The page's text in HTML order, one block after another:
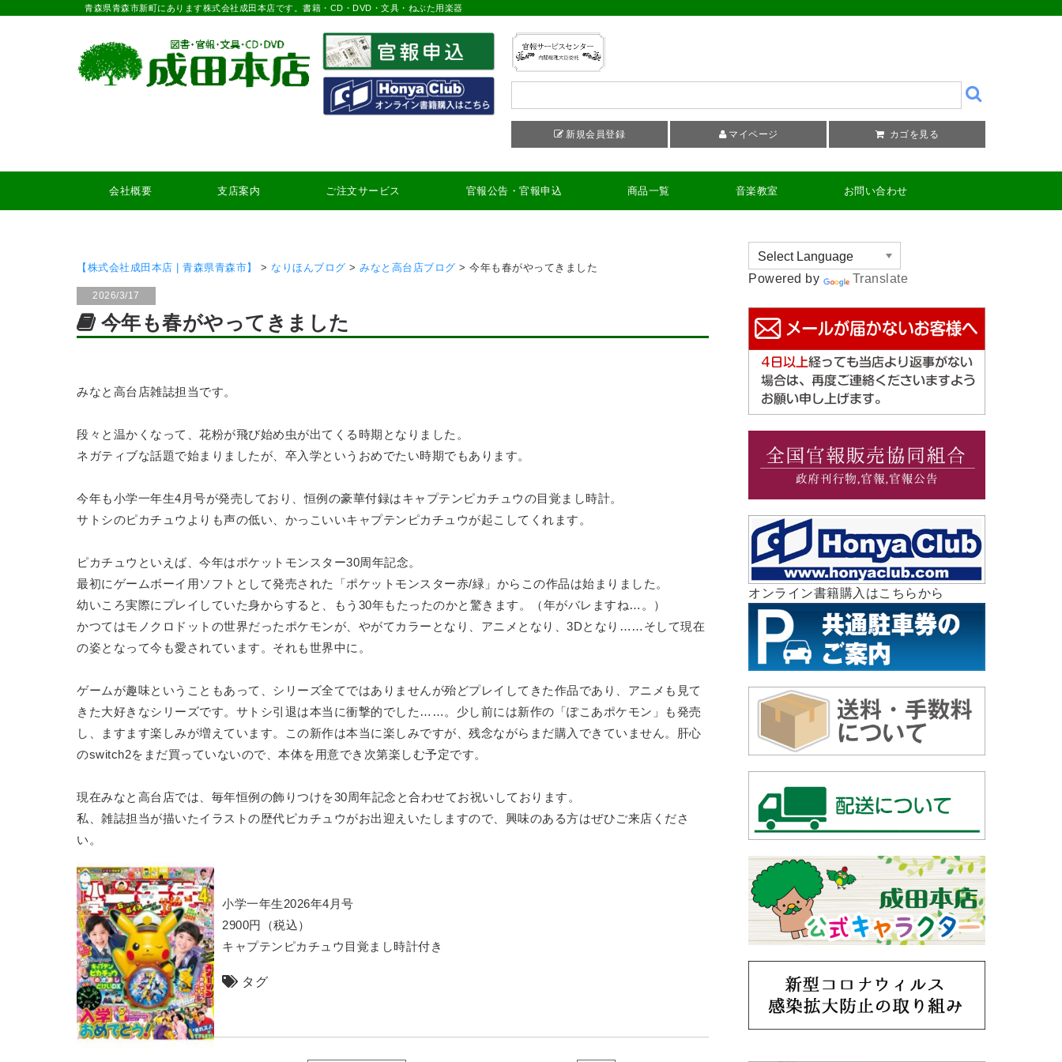
青森県青森市新町にあります株式会社成田本店です。書籍・CD・DVD・文具・ねぶた用楽器
新規会員登録 マイページ カゴを見る
会社概要 支店案内 ご注文サービス 官報公告・官報申込 商品一覧 音楽教室 お問い合わせ
【株式会社成田本店 | 青森県青森市】 > なりほんブログ > みなと高台店ブログ > 今年も春がやってきました
2026/3/17
今年も春がやってきました
みなと高台店雑誌担当です。
段々と温かくなって、花粉が飛び始め虫が出てくる時期となりました。
ネガティブな話題で始まりましたが、卒入学というおめでたい時期でもあります。
今年も小学一年生4月号が発売しており、恒例の豪華付録はキャプテンピカチュウの目覚まし時計。
サトシのピカチュウよりも声の低い、かっこいいキャプテンピカチュウが起こしてくれます。
ピカチュウといえば、今年はポケットモンスター30周年記念。
最初にゲームボーイ用ソフトとして発売された「ポケットモンスター赤/緑」からこの作品は始まりました。
幼いころ実際にプレイしていた身からすると、もう30年もたったのかと驚きます。（年がバレますね…。）
かつてはモノクロドットの世界だったポケモンが、やがてカラーとなり、アニメとなり、3Dとなり……そして現在
の姿となって今も愛されています。それも世界中に。
ゲームが趣味ということもあって、シリーズ全てではありませんが殆どプレイしてきた作品であり、アニメも見て
きた大好きなシリーズです。サトシ引退は本当に衝撃的でした……。少し前には新作の「ぽこあポケモン」も発売
し、ますます楽しみが増えています。この新作は本当に楽しみですが、残念ながらまだ購入できていません。肝心
のswitch2をまだ買っていないので、本体を用意でき次第楽しむ予定です。
現在みなと高台店では、毎年恒例の飾りつけを30周年記念と合わせてお祝いしております。
私、雑誌担当が描いたイラストの歴代ピカチュウがお出迎えいたしますので、興味のある方はぜひご来店くださ
い。
小学一年生2026年4月号
2900円（税込）
キャプテンピカチュウ目覚まし時計付き
タグ
Powered by Translate
オンライン書籍購入はこちらから